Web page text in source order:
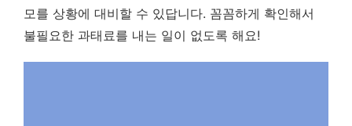
모를 상황에 대비할 수 있답니다. 꼼꼼하게 확인해서
불필요한 과태료를 내는 일이 없도록 해요!